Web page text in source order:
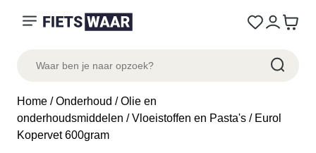
Home /Onderhoud /Olie en
onderhoudsmiddelen /Vloeistoffen en Pasta's / Eurol
Kopervet 600gram